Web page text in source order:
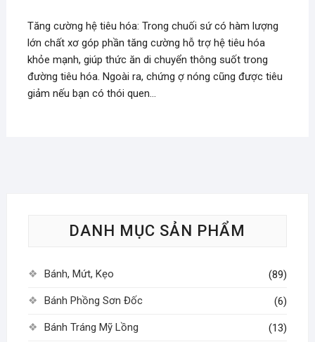
Tăng cường hệ tiêu hóa: Trong chuối sứ có hàm lượng
lớn chất xơ góp phần tăng cường hỗ trợ hệ tiêu hóa
khỏe mạnh, giúp thức ăn di chuyển thông suốt trong
đường tiêu hóa. Ngoài ra, chứng ợ nóng cũng được tiêu
giảm nếu bạn có thói quen…
DANH MỤC SẢN PHẨM
Bánh, Mứt, Kẹo (89)
Bánh Phồng Sơn Đốc (6)
Bánh Tráng Mỹ Lồng (13)